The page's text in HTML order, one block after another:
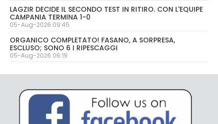
LAGZIR DECIDE IL SECONDO TEST IN RITIRO. CON L'EQUIPE
CAMPANIA TERMINA 1-0
05-Aug-2026 09:45
ORGANICO COMPLETATO! FASANO, A SORPRESA,
ESCLUSO; SONO 6 I RIPESCAGGI
05-Aug-2026 06:19